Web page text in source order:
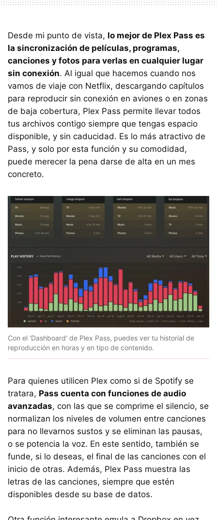
Desde mi punto de vista, lo mejor de Plex Pass es
la sincronización de películas, programas,
canciones y fotos para verlas en cualquier lugar
sin conexión. Al igual que hacemos cuando nos
vamos de viaje con Netflix, descargando capítulos
para reproducir sin conexión en aviones o en zonas
de baja cobertura, Plex Pass permite llevar todos
tus archivos contigo siempre que tengas espacio
disponible, y sin caducidad. Es lo más atractivo de
Pass, y solo por esta función y su comodidad,
puede merecer la pena darse de alta en un mes
concreto.
Con el 'Dashboard' de Plex Pass, puedes ver tu historial de
reproducción en horas y en tipo de contenido.
Para quienes utilicen Plex como si de Spotify se
tratara, Pass cuenta con funciones de audio
avanzadas, con las que se comprime el silencio, se
normalizan los niveles de volumen entre canciones
para no llevarnos sustos y se eliminan las pausas,
o se potencia la voz. En este sentido, también se
funde, si lo deseas, el final de las canciones con el
inicio de otras. Además, Plex Pass muestra las
letras de las canciones, siempre que estén
disponibles desde su base de datos.